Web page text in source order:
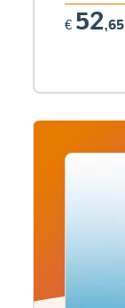
€ 52,65